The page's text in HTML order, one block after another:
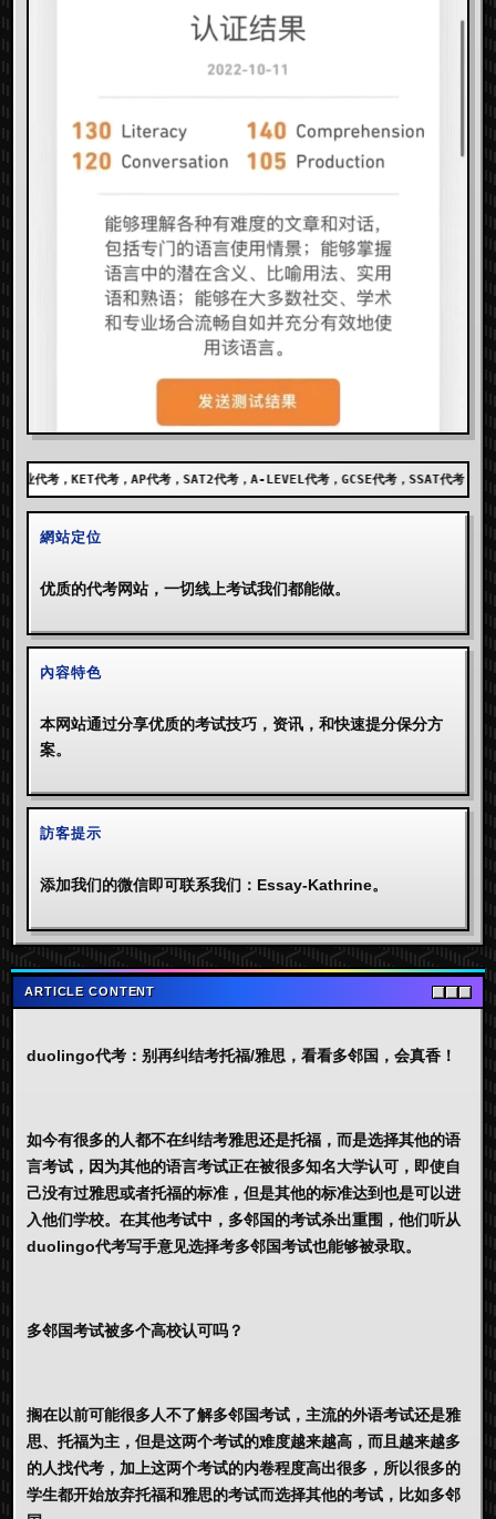
AP代考，SAT2代考，A-LEVEL代考，GCSE代考，SSAT代考，出国留学代考，
網站定位
优质的代考网站，一切线上考试我们都能做。
內容特色
本网站通过分享优质的考试技巧，资讯，和快速提分保分方
案。
訪客提示
添加我们的微信即可联系我们：Essay-Kathrine。
ARTICLE CONTENT
duolingo代考 ： 别再纠结考托福/雅思，看看多邻国，会真香！
如今有很多的人都不在纠结考雅思还是托福，而是选择其他的语
言考试，因为其他的语言考试正在被很多知名大学认可，即使自
己没有过雅思或者托福的标准，但是其他的标准达到也是可以进
入他们学校。在其他考试中，多邻国的考试杀出重围，他们听从
duolingo代考写手意见选择考多邻国考试也能够被录取。
多邻国考试被多个高校认可吗？
搁在以前可能很多人不了解多邻国考试，主流的外语考试还是雅
思、托福为主，但是这两个考试的难度越来越高，而且越来越多
的人找代考，加上这两个考试的内卷程度高出很多，所以很多的
学生都开始放弃托福和雅思的考试而选择其他的考试，比如多邻